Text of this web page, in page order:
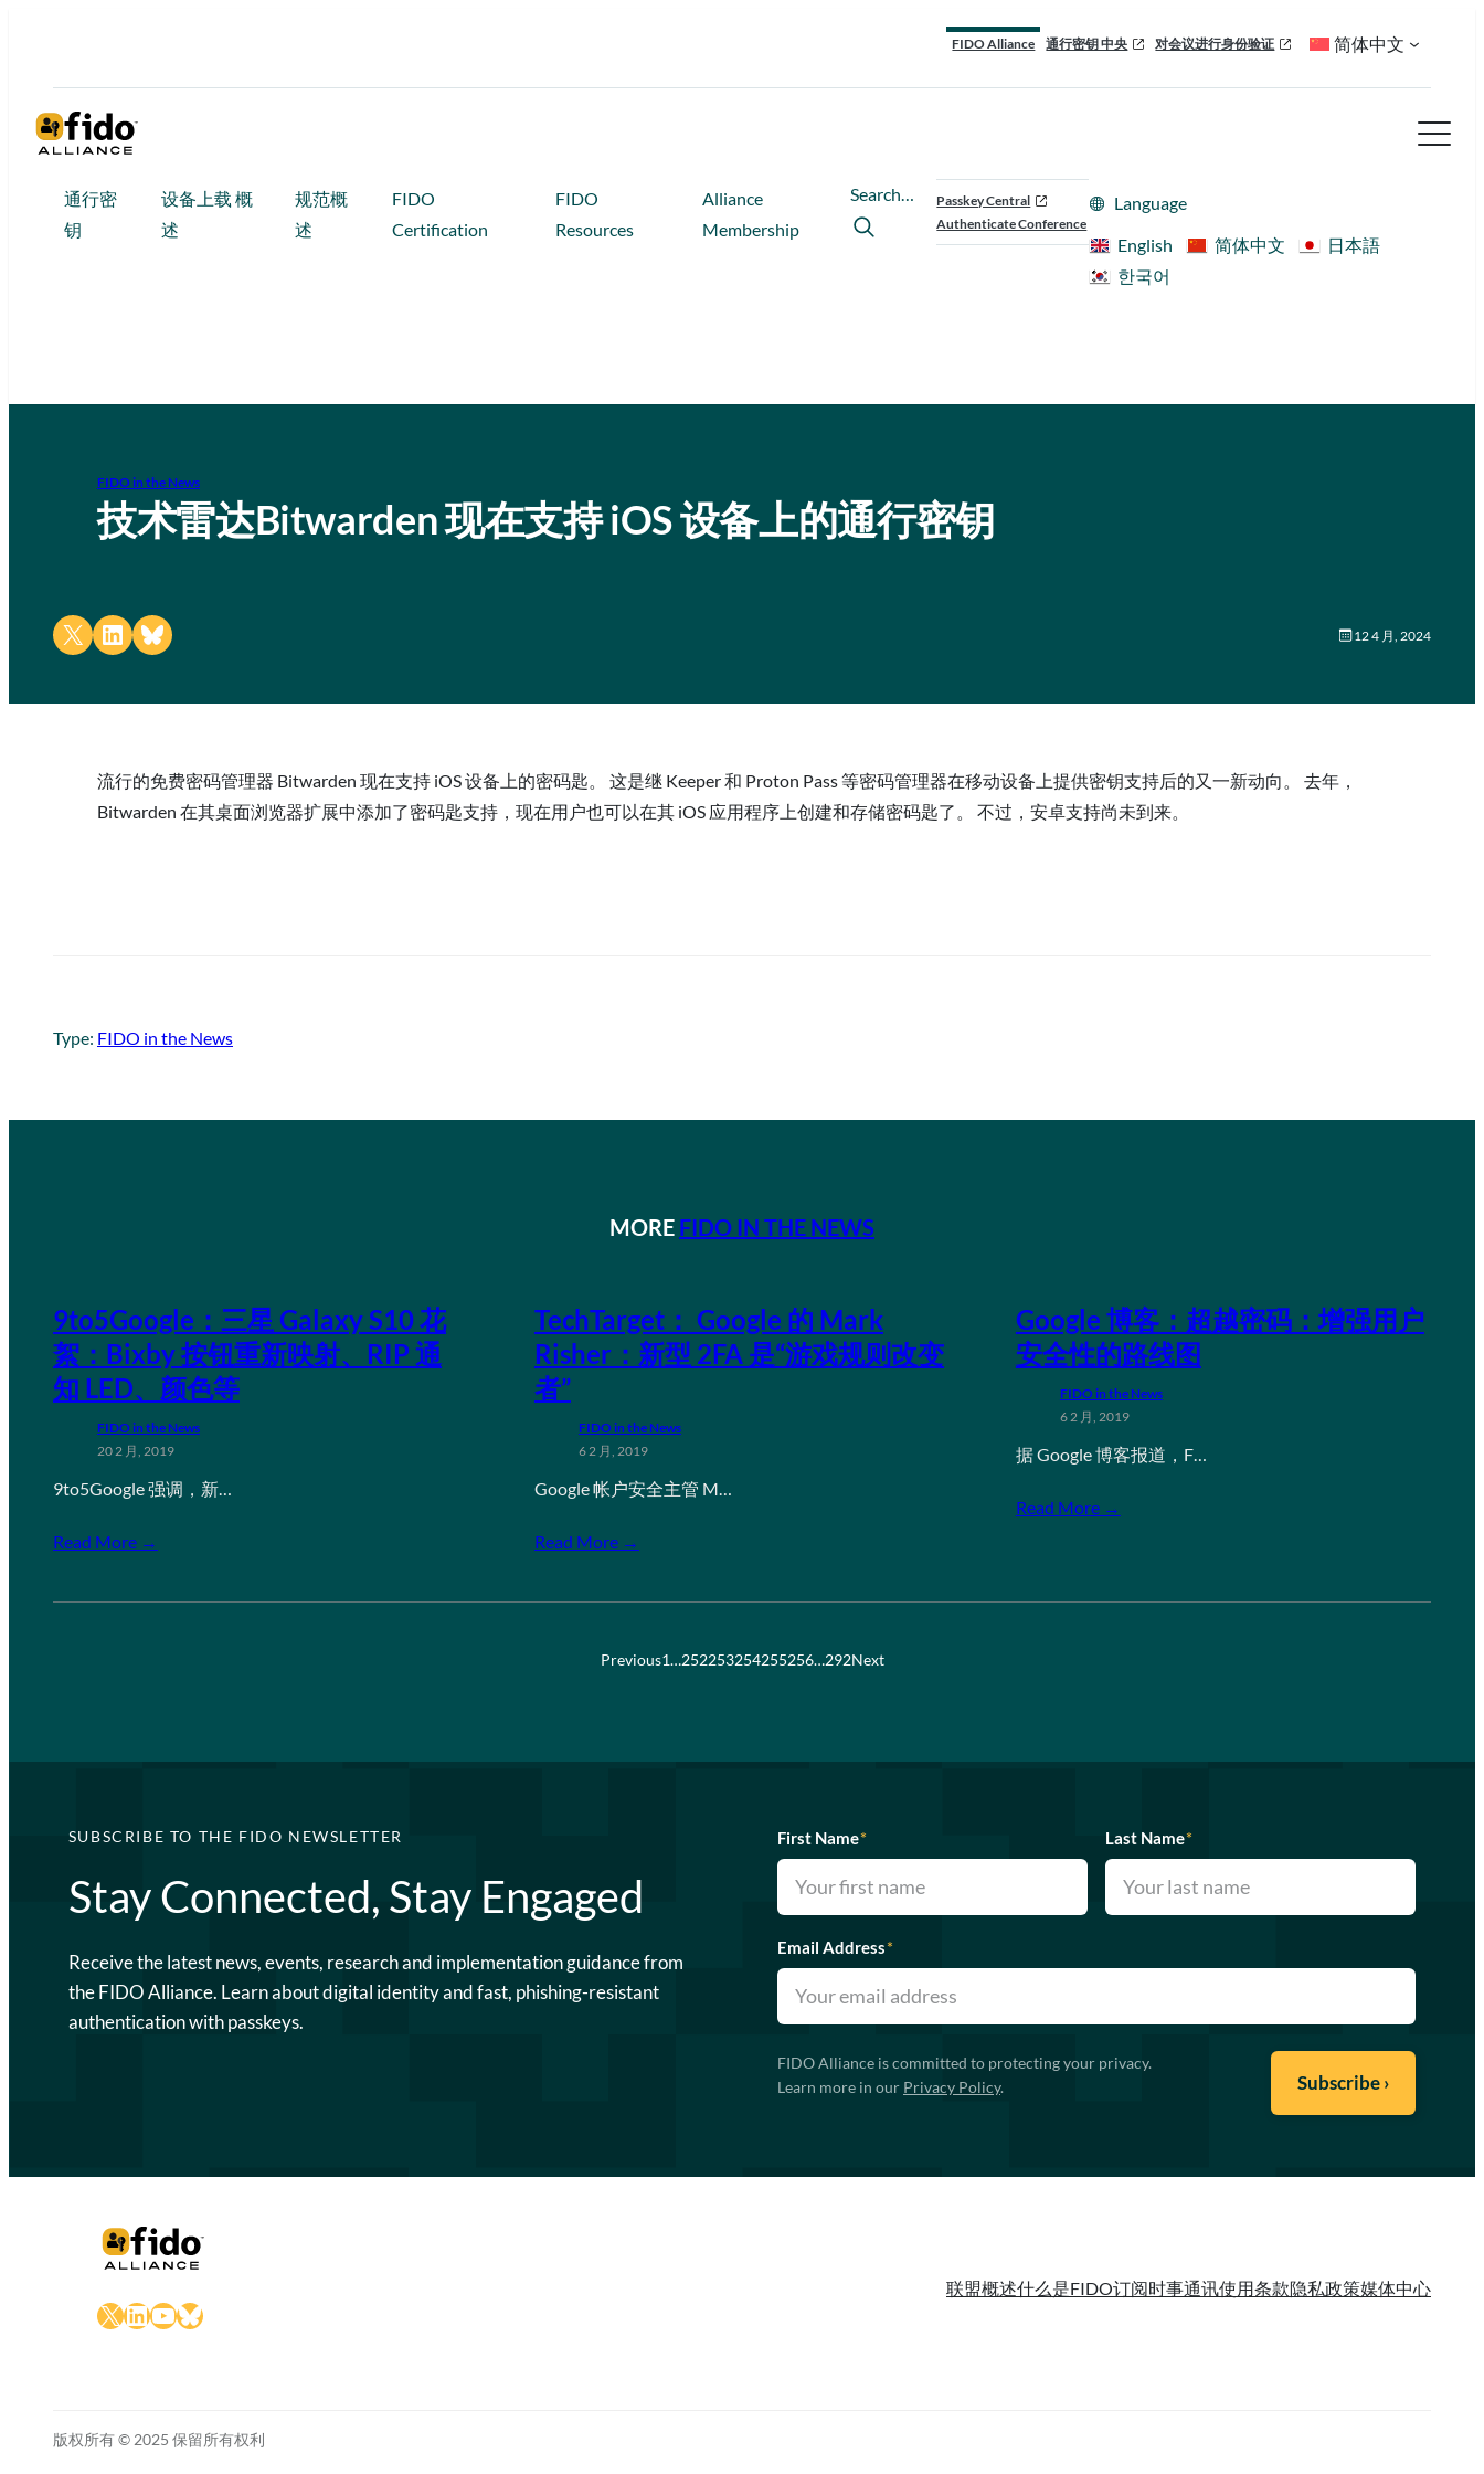
FIDO Alliance 通行密钥 中央 对会议进行身份验证 简体中文
通行密
钥
设备上载 概
述
规范概
述
FIDO
Certification
FIDO
Resources
Alliance
Membership
Search…
Passkey Central
Authenticate Conference
Language
English
简体中文
日本語
한국어
FIDO in the News
技术雷达Bitwarden 现在支持 iOS 设备上的通行密钥
Share on X Share on LinkedIn
Share on Bluesky 12 4 月, 2024
流行的免费密码管理器 Bitwarden 现在支持 iOS 设备上的密码匙。 这是继 Keeper 和 Proton Pass 等密码管理器在移动设备上提供密钥支持后的又一新动向。 去年，
Bitwarden 在其桌面浏览器扩展中添加了密码匙支持，现在用户也可以在其 iOS 应用程序上创建和存储密码匙了。 不过，安卓支持尚未到来。
Type: FIDO in the News
MORE FIDO IN THE NEWS
9to5Google：三星 Galaxy S10 花
絮：Bixby 按钮重新映射、RIP 通
知 LED、颜色等
FIDO in the News
20 2 月, 2019
9to5Google 强调，新…
Read More →
TechTarget： Google 的 Mark
Risher：新型 2FA 是“游戏规则改变
者”
FIDO in the News
6 2 月, 2019
Google 帐户安全主管 M…
Read More →
Google 博客：超越密码：增强用户
安全性的路线图
FIDO in the News
6 2 月, 2019
据 Google 博客报道，F…
Read More →
Previous1…252253254255256…292Next
SUBSCRIBE TO THE FIDO NEWSLETTER
Stay Connected, Stay Engaged
Receive the latest news, events, research and implementation guidance from
the FIDO Alliance. Learn about digital identity and fast, phishing-resistant
authentication with passkeys.
First Name* Last Name*
Email Address*
FIDO Alliance is committed to protecting your privacy.
Learn more in our Privacy Policy.
X LinkedIn
YouTube
Bluesky
联盟概述什么是FIDO订阅时事通讯使用条款隐私政策媒体中心
版权所有 © 2025 保留所有权利